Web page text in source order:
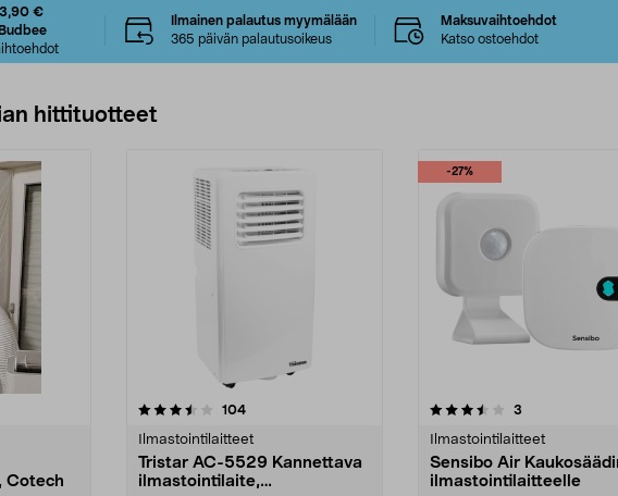
3,90 €
Ilmainen palautus myymälään
365 päivän palautusoikeus
Maksuvaihtoehdot
Katso ostoehdot
hittituotteet
Cotech
104arvostelut
Ilmastointilaitteet
Tristar AC-5529 Kannettava
ilmastointilaite,
-27%
3.5 viidestä
3
Ilmastointilaitteet
Sensibo Air
ilmastointilaitteelle
4.0 viidestä